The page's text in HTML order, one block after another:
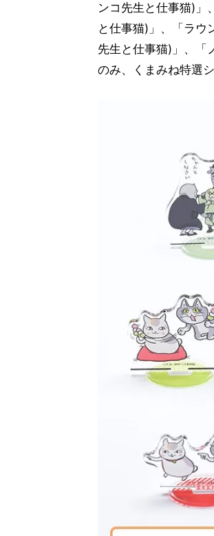
ンコ先生と仕事猫)」
と仕事猫)」、「ラウ
先生と仕事猫)」、「
のみ、くまみね特選